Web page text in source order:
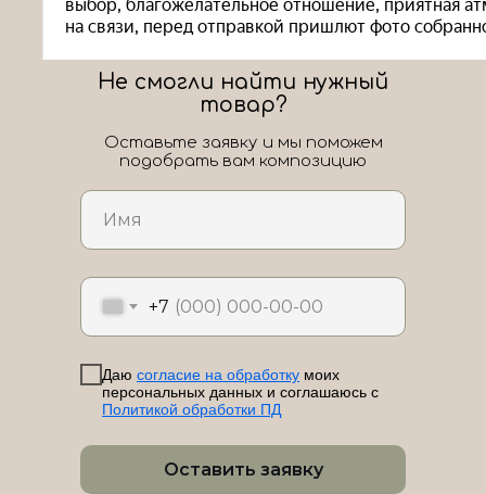
ЛоШАРик на карте Новороссийска — Яндекс Карты
+7
Даю согласие на обработку моих
персональных данных и соглашаюсь с
Политикой обработки ПД
Оставить заявку
Не смогли найти нужный
товар?
Оставьте заявку и мы поможем
подобрать вам композицию